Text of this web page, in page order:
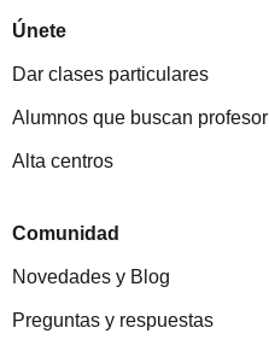
Únete
Dar clases particulares
Alumnos que buscan profesor
Alta centros
Comunidad
Novedades y Blog
Preguntas y respuestas